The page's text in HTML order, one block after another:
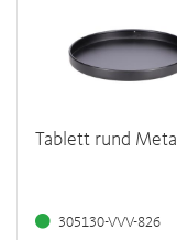
Tablett rund Metall
305130-VVV-826